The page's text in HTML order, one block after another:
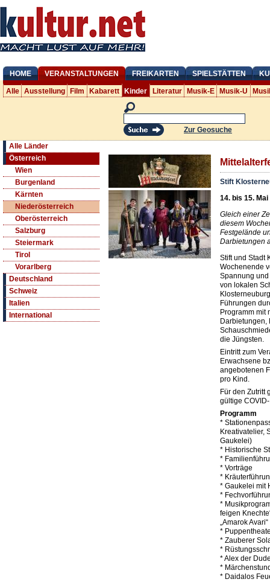
HOME VERANSTALTUNGEN FREIKARTEN SPIELSTÄTTEN
Alle Ausstellung Film Kabarett Kinder Literatur Musik-E Musik-U
Zur Geosuche
Alle Länder
Österreich
Wien
Burgenland
Kärnten
Niederösterreich
Oberösterreich
Salzburg
Steiermark
Tirol
Vorarlberg
Deutschland
Schweiz
Italien
International
Stift
14. bis 15. Mai
Gleich einer
diesem
Festgelände
Darbietungen
Stift und Stadt
Wochenende
Spannung
von lokalen
Führungen
Programm mit
Darbietungen,
die Jüngsten.
Eintritt zum
Erwachsene
angebotenen
pro Kind.
Für den Zutritt
gültige
Programm
*
Kreativatelier,
Gaukelei)
* Historische
*
* Vorträge
*
* Gaukelei mit
*
*
feigen
„Amarok Avari“
*
* Zauberer
*
* Alex der
*
* Daidalos